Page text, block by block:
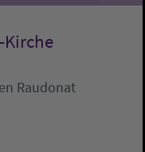
Raudonat